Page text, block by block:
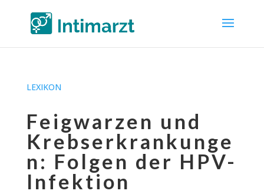
LEXIKON
Feigwarzen und
Krebserkrankunge
n: Folgen der HPV-
Infektion